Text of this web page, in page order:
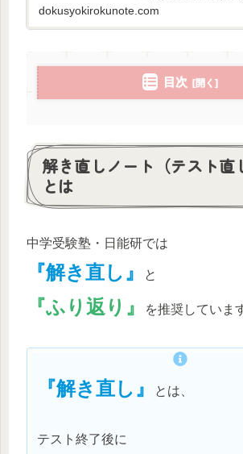
受講するにあたって必要
dokusyokirokunote.com
目次
解き直しノート（テスト直
とは
中学受験塾・日能研では
『解き直し』 と
『ふり返り』 を推奨していま
『解き直し』 とは、
テスト終了後に